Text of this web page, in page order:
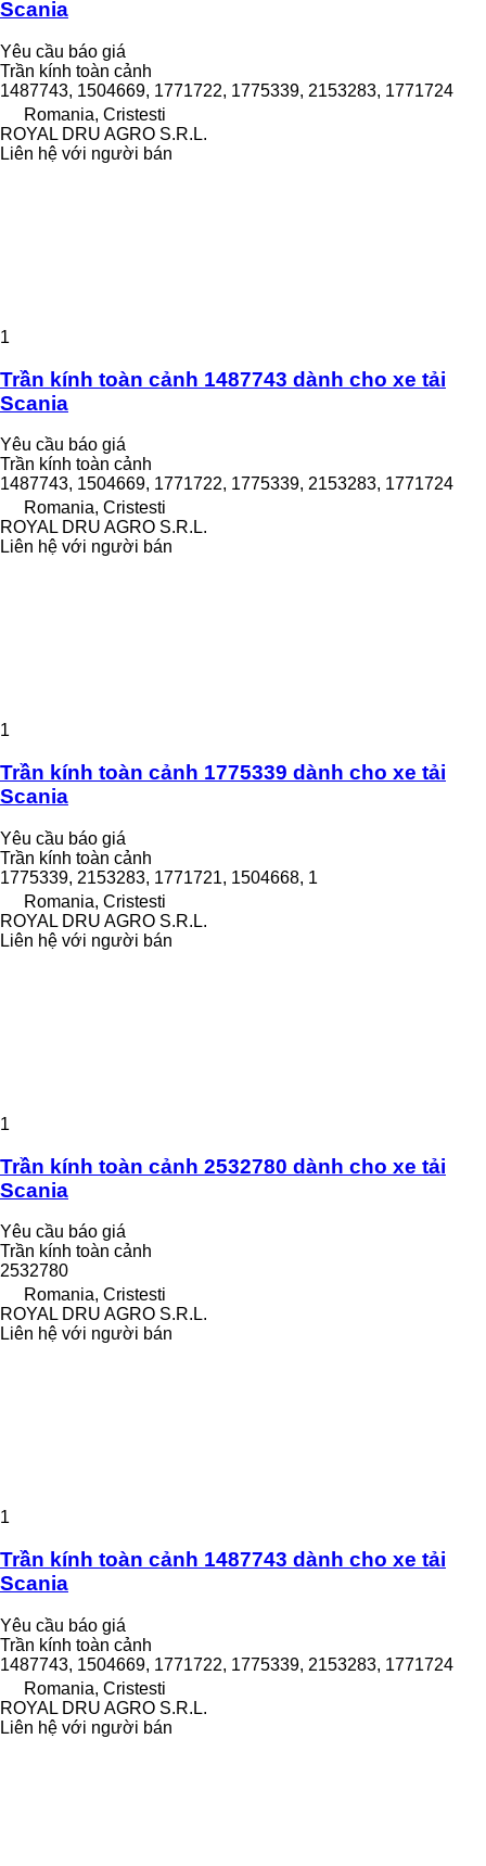
Scania
Yêu cầu báo giá
Trần kính toàn cảnh
1487743, 1504669, 1771722, 1775339, 2153283, 1771724
Romania, Cristesti
ROYAL DRU AGRO S.R.L.
Liên hệ với người bán
1
Trần kính toàn cảnh 1487743 dành cho xe tải
Scania
Yêu cầu báo giá
Trần kính toàn cảnh
1487743, 1504669, 1771722, 1775339, 2153283, 1771724
Romania, Cristesti
ROYAL DRU AGRO S.R.L.
Liên hệ với người bán
1
Trần kính toàn cảnh 1775339 dành cho xe tải
Scania
Yêu cầu báo giá
Trần kính toàn cảnh
1775339, 2153283, 1771721, 1504668, 1
Romania, Cristesti
ROYAL DRU AGRO S.R.L.
Liên hệ với người bán
1
Trần kính toàn cảnh 2532780 dành cho xe tải
Scania
Yêu cầu báo giá
Trần kính toàn cảnh
2532780
Romania, Cristesti
ROYAL DRU AGRO S.R.L.
Liên hệ với người bán
1
Trần kính toàn cảnh 1487743 dành cho xe tải
Scania
Yêu cầu báo giá
Trần kính toàn cảnh
1487743, 1504669, 1771722, 1775339, 2153283, 1771724
Romania, Cristesti
ROYAL DRU AGRO S.R.L.
Liên hệ với người bán